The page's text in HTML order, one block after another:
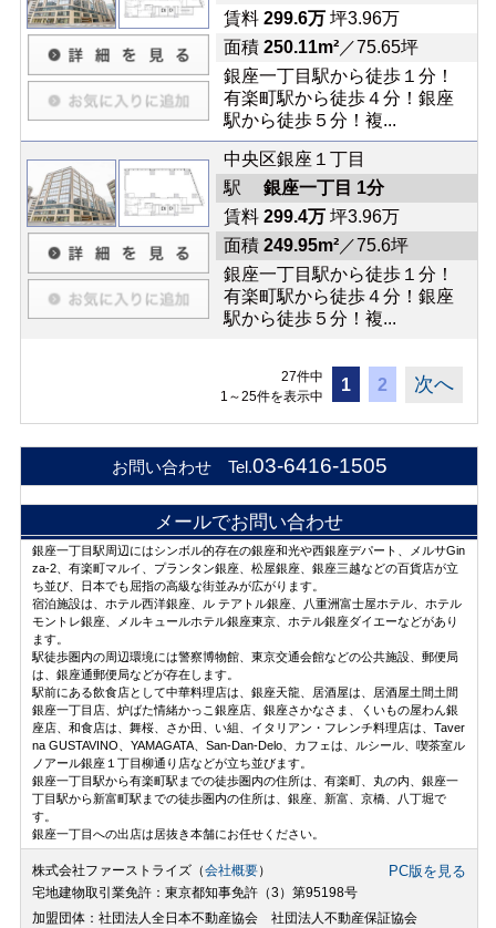
賃料 299.6万坪3.96万
面積 250.11m²／75.65坪
銀座一丁目駅から徒歩１分！
有楽町駅から徒歩４分！銀座
駅から徒歩５分！複...
中央区銀座１丁目
駅 銀座一丁目 1分
賃料 299.4万坪3.96万
面積 249.95m²／75.6坪
銀座一丁目駅から徒歩１分！
有楽町駅から徒歩４分！銀座
駅から徒歩５分！複...
1 2 次へ
27件中
1～25件を表示中
お問い合わせ Tel.03-6416-1505
メールでお問い合わせ
銀座一丁目駅周辺にはシンボル的存在の銀座和光や西銀座デパート、メルサGin
za-2、有楽町マルイ、プランタン銀座、松屋銀座、銀座三越などの百貨店が立
ち並び、日本でも屈指の高級な街並みが広がります。
宿泊施設は、ホテル西洋銀座、ル テアトル銀座、八重洲富士屋ホテル、ホテル
モントレ銀座、メルキュールホテル銀座東京、ホテル銀座ダイエーなどがあり
ます。
駅徒歩圏内の周辺環境には警察博物館、東京交通会館などの公共施設、郵便局
は、銀座通郵便局などが存在します。
駅前にある飲食店として中華料理店は、銀座天龍、居酒屋は、居酒屋土間土間
銀座一丁目店、炉ばた情緒かっこ銀座店、銀座さかなさま、くいもの屋わん銀
座店、和食店は、舞桜、さか田、い組、イタリアン・フレンチ料理店は、Taver
na GUSTAVINO、YAMAGATA、San-Dan-Delo、カフェは、ルシール、喫茶室ル
ノアール銀座１丁目柳通り店などが立ち並びます。
銀座一丁目駅から有楽町駅までの徒歩圏内の住所は、有楽町、丸の内、銀座一
丁目駅から新富町駅までの徒歩圏内の住所は、銀座、新富、京橋、八丁堀で
す。
銀座一丁目への出店は居抜き本舗にお任せください。
株式会社ファーストライズ（会社概要） PC版を見る
宅地建物取引業免許：東京都知事免許（3）第95198号
加盟団体：社団法人全日本不動産協会 社団法人不動産保証協会